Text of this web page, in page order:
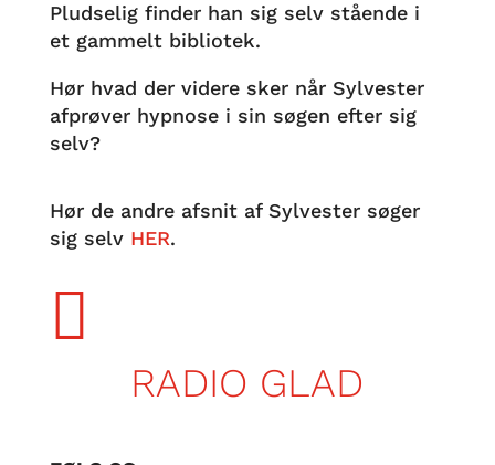
Pludselig finder han sig selv stående i
et gammelt bibliotek.
Hør hvad der videre sker når Sylvester
afprøver hypnose i sin søgen efter sig
selv?
Hør de andre afsnit af Sylvester søger
sig selv HER.

RADIO GLAD